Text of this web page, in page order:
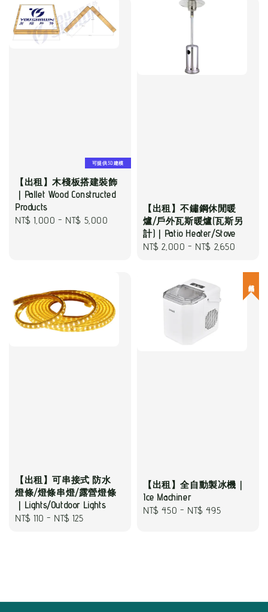
可提供3D建模
【出租】木棧板搭建裝飾
｜Pallet Wood Constructed
Products
Regular
NT$ 1,000 - NT$ 5,000
【出租】不鏽鋼休閒暖
爐/戶外瓦斯暖爐(瓦斯另
計)｜Patio Heater/Stove
Regular
NT$ 2,000 - NT$ 2,650
【出租】可串接式 防水
燈條/燈條串燈/露營燈條
｜Lights/Outdoor Lights
Regular
NT$ 110 - NT$ 125
【出租】全自動製冰機｜
Ice Machiner
Regular
NT$ 450 - NT$ 495